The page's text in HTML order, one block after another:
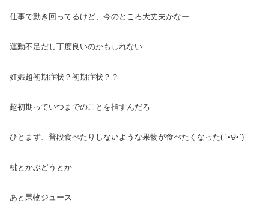
仕事で動き回ってるけど、今のところ大丈夫かなー
運動不足だし丁度良いのかもしれない
妊娠超初期症状？初期症状？？
超初期っていつまでのことを指すんだろ
ひとまず、普段食べたりしないような果物が食べたくなった( ´•౪•`)
桃とかぶどうとか
あと果物ジュース